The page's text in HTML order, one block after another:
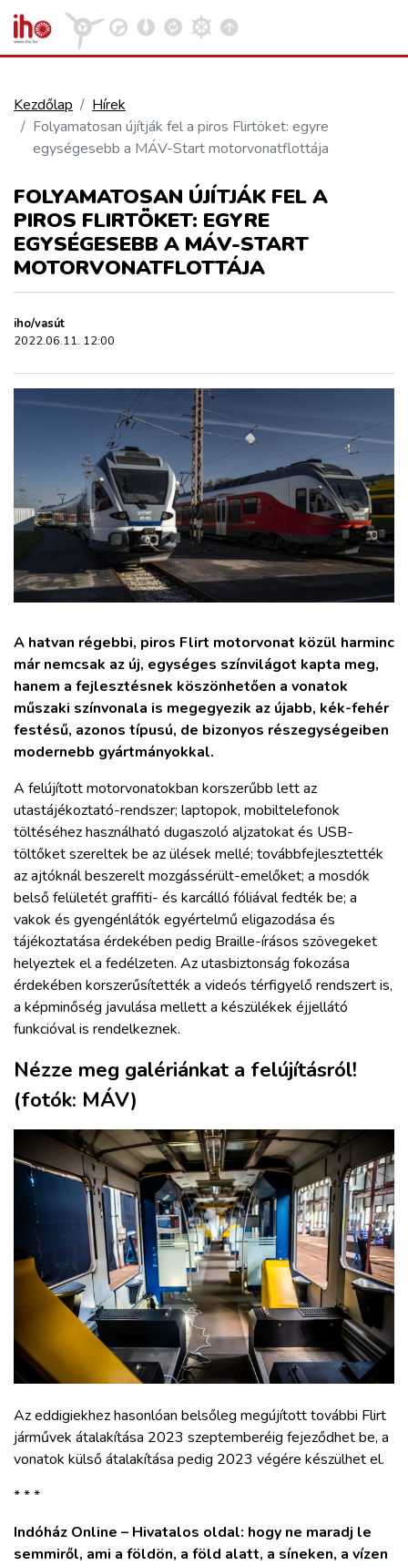
VASÚT
KÖZÚT
REPÜLÉS
HAJÓZÁS
BLOG
ARCHÍVUM
WEBSHOP
BELÉPÉS
REGISZTRÁCIÓ
Kezdőlap
Hírek
Folyamatosan újítják fel a piros Flirtöket: egyre
egységesebb a MÁV-Start motorvonatflottája
FOLYAMATOSAN ÚJÍTJÁK FEL A
PIROS FLIRTÖKET: EGYRE
EGYSÉGESEBB A MÁV-START
MOTORVONATFLOTTÁJA
iho/vasút
2022.06.11. 12:00
A hatvan régebbi, piros Flirt motorvonat közül harminc
már nemcsak az új, egységes színvilágot kapta meg,
hanem a fejlesztésnek köszönhetően a vonatok
műszaki színvonala is megegyezik az újabb, kék-fehér
festésű, azonos típusú, de bizonyos részegységeiben
modernebb gyártmányokkal.
A felújított motorvonatokban korszerűbb lett az
utastájékoztató-rendszer; laptopok, mobiltelefonok
töltéséhez használható dugaszoló aljzatokat és USB-
töltőket szereltek be az ülések mellé; továbbfejlesztették
az ajtóknál beszerelt mozgássérült-emelőket; a mosdók
belső felületét graffiti- és karcálló fóliával fedték be; a
vakok és gyengénlátók egyértelmű eligazodása és
tájékoztatása érdekében pedig Braille-írásos szövegeket
helyeztek el a fedélzeten. Az utasbiztonság fokozása
érdekében korszerűsítették a videós térfigyelő rendszert is,
a képminőség javulása mellett a készülékek éjjellátó
funkcióval is rendelkeznek.
Nézze meg galériánkat a felújításról!
(fotók: MÁV)
Az eddigiekhez hasonlóan belsőleg megújított további Flirt
járművek átalakítása 2023 szeptemberéig fejeződhet be, a
vonatok külső átalakítása pedig 2023 végére készülhet el.
* * *
Indóház Online – Hivatalos oldal: hogy ne maradj le
semmiről, ami a földön, a föld alatt, a síneken, a vízen